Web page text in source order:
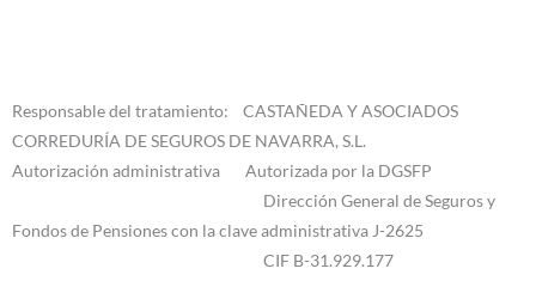
Responsable del tratamiento: CASTAÑEDA Y ASOCIADOS
CORREDURÍA DE SEGUROS DE NAVARRA, S.L.
Autorización administrativa Autorizada por la DGSFP
Dirección General de Seguros y
Fondos de Pensiones con la clave administrativa J-2625
CIF B-31.929.177